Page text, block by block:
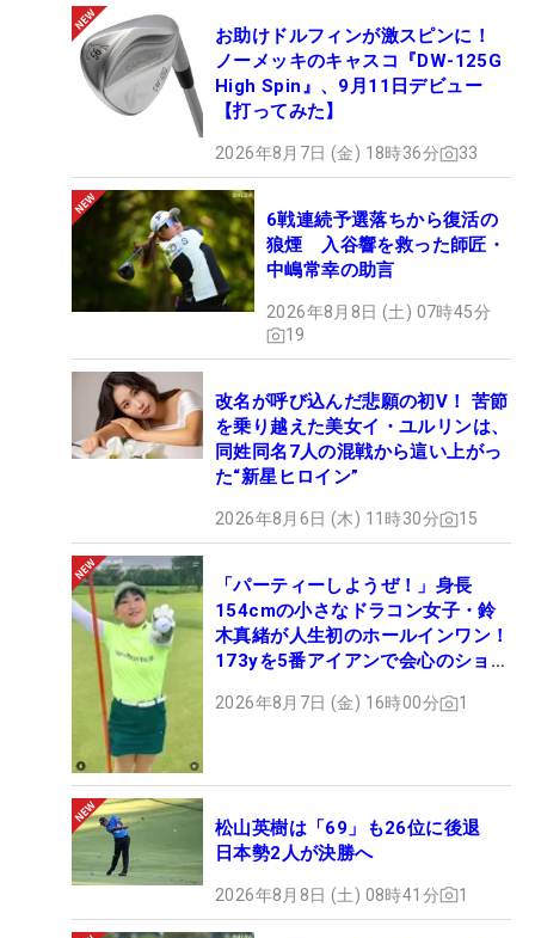
お助けドルフィンが激スピンに！
ノーメッキのキャスコ『DW-125G
High Spin』、9月11日デビュー
【打ってみた】
2026年8月7日 (金) 18時36分 33
6戦連続予選落ちから復活の
狼煙 入谷響を救った師匠・
中嶋常幸の助言
2026年8月8日 (土) 07時45分
19
改名が呼び込んだ悲願の初V！ 苦節
を乗り越えた美女イ・ユルリンは、
同姓同名7人の混戦から這い上がっ
た“新星ヒロイン”
2026年8月6日 (木) 11時30分 15
「パーティーしようぜ！」身長
154cmの小さなドラコン女子・鈴
木真緒が人生初のホールインワン！
173yを5番アイアンで会心のショッ
2026年8月7日 (金) 16時00分 1
松山英樹は「69」も26位に後退
日本勢2人が決勝へ
2026年8月8日 (土) 08時41分 1